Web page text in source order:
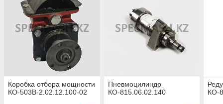
Коробка отбора мощности
КО-503В-2.02.12.100-02
Пневмоцилиндр
КО-815.06.02.140
КО-